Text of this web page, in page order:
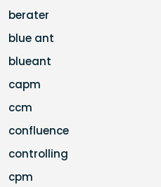
berater
blue ant
blueant
capm
ccm
confluence
controlling
cpm